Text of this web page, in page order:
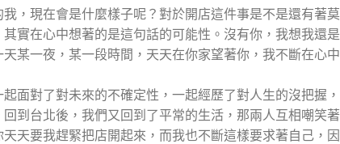
，現在會是什麼樣子呢？對於開店這件事是不是還有著莫
實在心中想著的是這句話的可能性。沒有你，我想我還是
某一夜，某一段時間，天天在你家望著你，我不斷在心中
面對了對未來的不確定性，一起經歷了對人生的沒把握，
到台北後，我們又回到了平常的生活，那兩人互相嘲笑著
天要我趕緊把店開起來，而我也不斷這樣要求著自己，因